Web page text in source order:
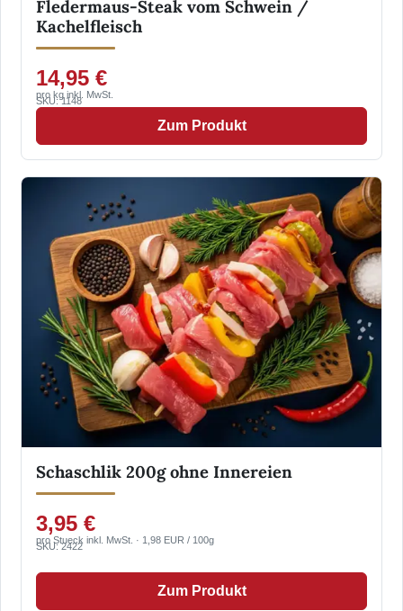
Fledermaus-Steak vom Schwein /
Kachelfleisch
14,95 €
pro kg inkl. MwSt.
SKU: 1148
Zum Produkt
Schaschlik 200g ohne Innereien
3,95 €
pro Stueck inkl. MwSt. · 1,98 EUR / 100g
SKU: 2422
Zum Produkt